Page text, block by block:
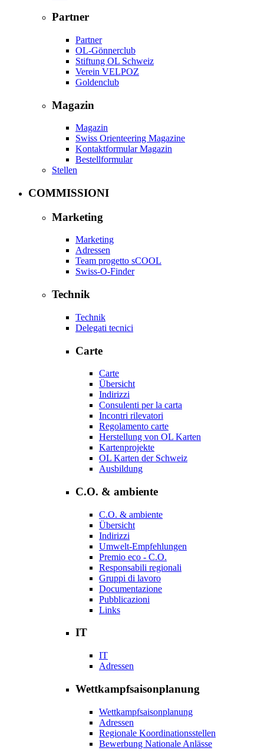
Partner
Partner
OL-Gönnerclub
Stiftung OL Schweiz
Verein VELPOZ
Goldenclub
Magazin
Magazin
Swiss Orienteering Magazine
Kontaktformular Magazin
Bestellformular
Stellen
COMMISSIONI
Marketing
Marketing
Adressen
Team progetto sCOOL
Swiss-O-Finder
Technik
Technik
Delegati tecnici
Carte
Carte
Übersicht
Indirizzi
Consulenti per la carta
Incontri rilevatori
Regolamento carte
Herstellung von OL Karten
Kartenprojekte
OL Karten der Schweiz
Ausbildung
C.O. & ambiente
C.O. & ambiente
Übersicht
Indirizzi
Umwelt-Empfehlungen
Premio eco - C.O.
Responsabili regionali
Gruppi di lavoro
Documentazione
Pubblicazioni
Links
IT
IT
Adressen
Wettkampfsaisonplanung
Wettkampfsaisonplanung
Adressen
Regionale Koordinationsstellen
Bewerbung Nationale Anlässe